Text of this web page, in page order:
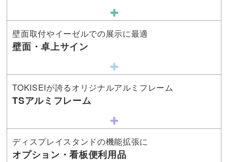
壁面取付やイーゼルでの展示に最適
壁面・卓上サイン
TOKISEIが誇るオリジナルアルミフレーム
TSアルミフレーム
ディスプレイスタンドの機能拡張に
オプション・看板便利用品